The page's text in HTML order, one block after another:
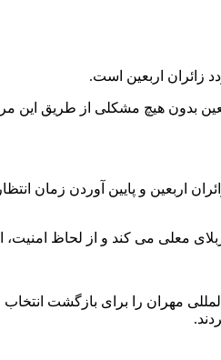
زائران اربعین است.
بدون هیچ مشکلی از طریق این
اربعین و پایین آوردن زمان
معلی می کند و از لحاظ امنیت،
مهران را برای بازگشت انتخاب